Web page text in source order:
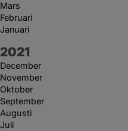
Mars
Februari
Januari
År:
2021
December
November
Oktober
September
Augusti
Juli